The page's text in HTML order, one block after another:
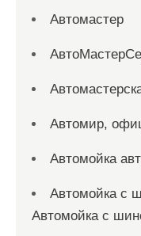
Автомастер
Автомир,
Автомойка
Автомойка с
Автомойка с